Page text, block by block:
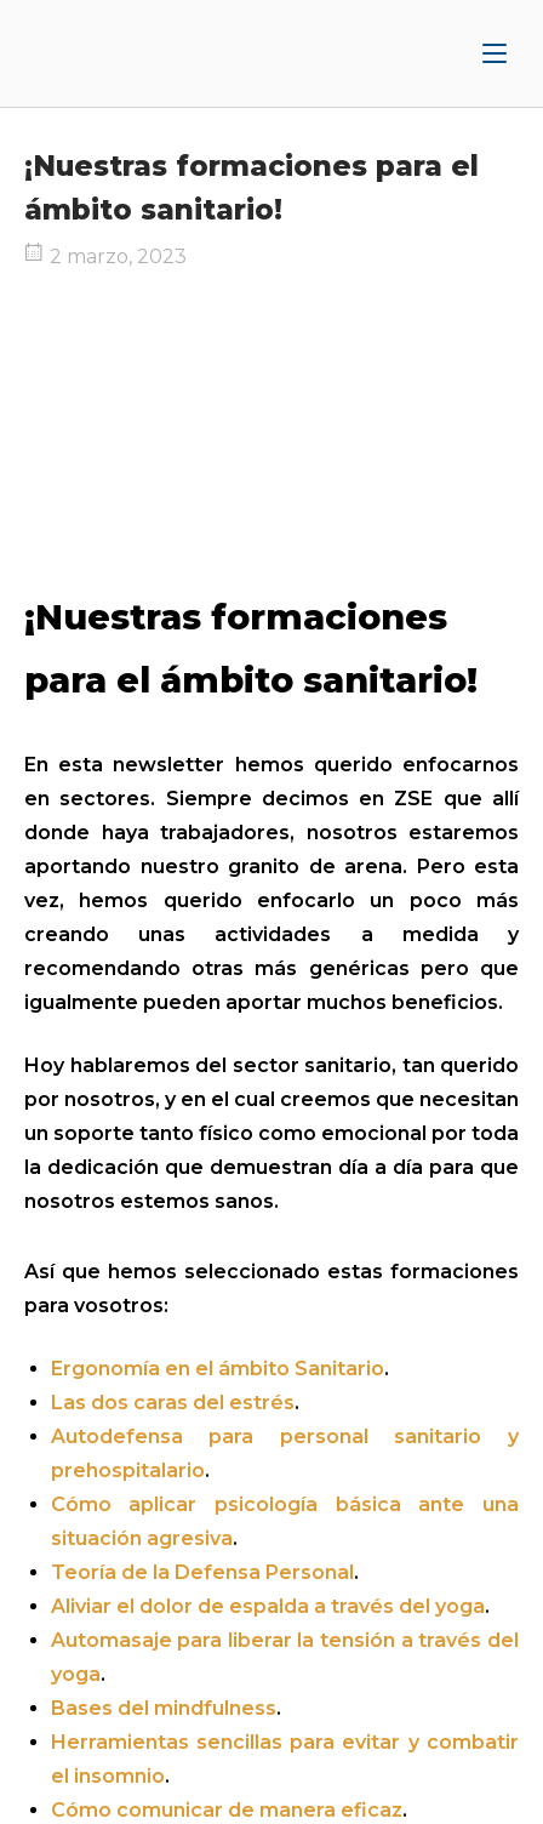
¡Nuestras formaciones para el
ámbito sanitario!
2 marzo, 2023
¡Nuestras formaciones
para el ámbito sanitario!
En esta newsletter hemos querido enfocarnos
en sectores. Siempre decimos en ZSE que allí
donde haya trabajadores, nosotros estaremos
aportando nuestro granito de arena. Pero esta
vez, hemos querido enfocarlo un poco más
creando unas actividades a medida y
recomendando otras más genéricas pero que
igualmente pueden aportar muchos beneficios.
Hoy hablaremos del sector sanitario, tan querido
por nosotros, y en el cual creemos que necesitan
un soporte tanto físico como emocional por toda
la dedicación que demuestran día a día para que
nosotros estemos sanos.
Así que hemos seleccionado estas formaciones
para vosotros:
Ergonomía en el ámbito Sanitario.
Las dos caras del estrés.
Autodefensa para personal sanitario y
prehospitalario.
Cómo aplicar psicología básica ante una
situación agresiva.
Teoría de la Defensa Personal.
Aliviar el dolor de espalda a través del yoga.
Automasaje para liberar la tensión a través del
yoga.
Bases del mindfulness.
Herramientas sencillas para evitar y combatir
el insomnio.
Cómo comunicar de manera eficaz.